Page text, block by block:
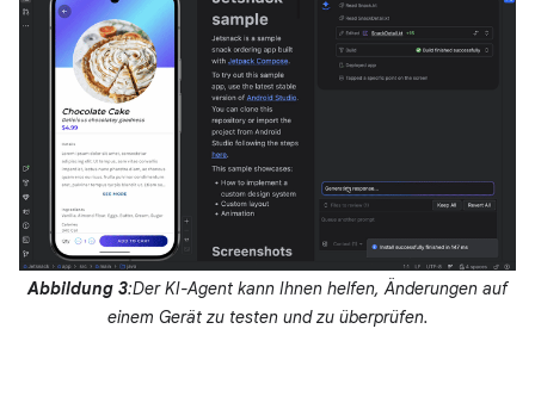
Abbildung 3:Der KI-Agent kann Ihnen helfen, Änderungen auf
einem Gerät zu testen und zu überprüfen.